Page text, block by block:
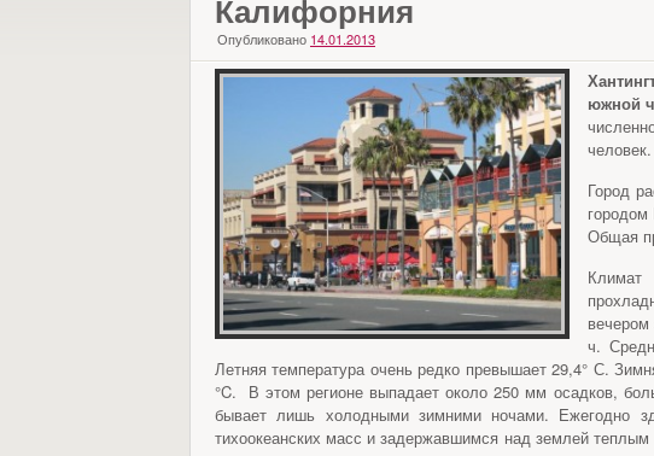
Калифорния
Опубликовано 14.01.2013
южной
человек.
Город
Общая
ч.
Летняя температура очень редко превышает 29,4° С.
°C. В этом регионе выпадает около 250 мм осадков,
бывает лишь холодными зимними ночами. Ежегодно
тихоокеанских масс и задержавшимся над землей